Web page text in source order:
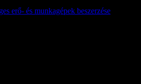
erő- és munkagépek beszerzése